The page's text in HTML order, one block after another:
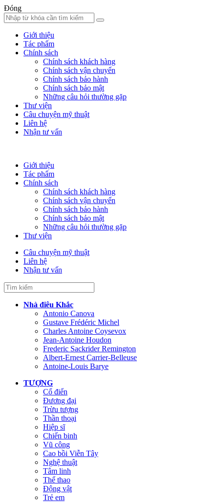
Đóng
Giới thiệu
Tác phẩm
Chính sách
Chính sách khách hàng
Chính sách vận chuyển
Chính sách bảo hành
Chính sách bảo mật
Những câu hỏi thường gặp
Thư viện
Câu chuyện mỹ thuật
Liên hệ
Nhận tư vấn
Giới thiệu
Tác phẩm
Chính sách
Chính sách khách hàng
Chính sách vận chuyển
Chính sách bảo hành
Chính sách bảo mật
Những câu hỏi thường gặp
Thư viện
Câu chuyện mỹ thuật
Liên hệ
Nhận tư vấn
Nhà điêu Khắc
Antonio Canova
Gustave Frédéric Michel
Charles Antoine Coysevox
Jean-Antoine Houdon
Frederic Sackrider Remington
Albert-Ernest Carrier-Belleuse
Antoine-Louis Barye
TƯỢNG
Cổ điển
Đương đại
Trừu tượng
Thần thoại
Hiệp sĩ
Chiến binh
Vũ công
Cao bồi Viễn Tây
Nghệ thuật
Tâm linh
Thể thao
Động vật
Trẻ em